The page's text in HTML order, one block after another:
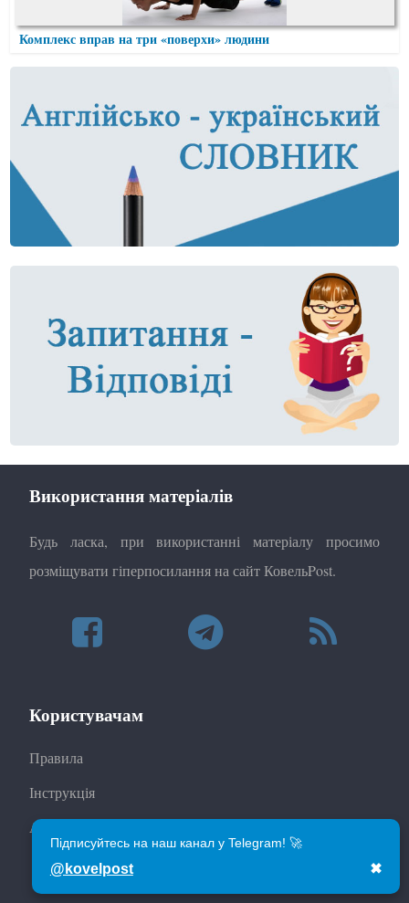
Комплекс вправ на три «поверхи» людини
Використання матеріалів
Будь ласка, при використанні матеріалу просимо
розміщувати гіперпосилання на сайт КовельPost.
Користувачам
Правила
Інструкція
Автори
Підписуйтесь на наш канал у Telegram! 🚀
@kovelpost ✖